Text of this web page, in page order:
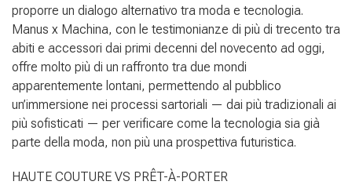
proporre un dialogo alternativo tra moda e tecnologia.
Manus x Machina, con le testimonianze di più di trecento tra
abiti e accessori dai primi decenni del novecento ad oggi,
offre molto più di un raffronto tra due mondi
apparentemente lontani, permettendo al pubblico
un’immersione nei processi sartoriali — dai più tradizionali ai
più sofisticati — per verificare come la tecnologia sia già
parte della moda, non più una prospettiva futuristica.
HAUTE COUTURE VS PRÊT-À-PORTER